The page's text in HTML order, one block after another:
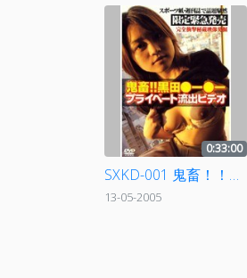
0:33:00
SXKD-001 鬼畜！！黒田○ー○ープライベート流出ビデオ
13-05-2005